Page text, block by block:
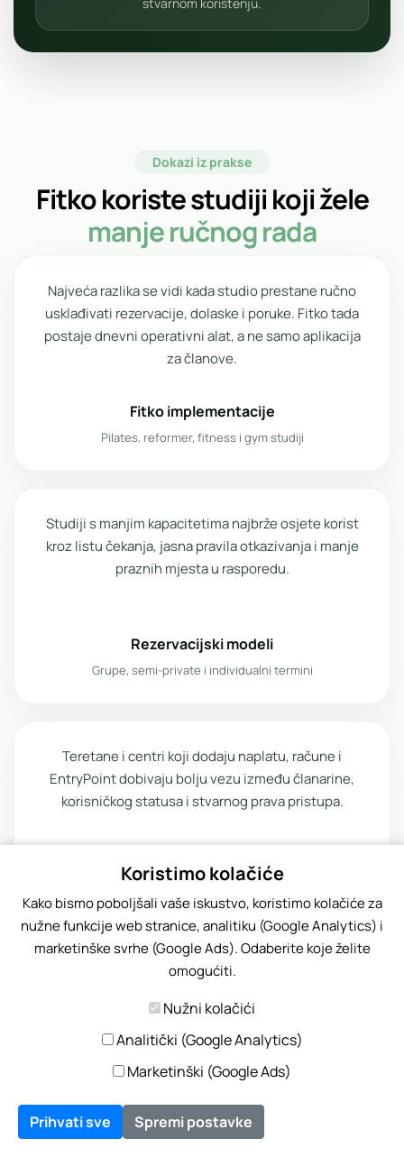
Dokazi iz prakse
Fitko koriste studiji koji žele
manje ručnog rada
Najveća razlika se vidi kada studio prestane ručno
usklađivati rezervacije, dolaske i poruke. Fitko tada
postaje dnevni operativni alat, a ne samo aplikacija
za članove.
Fitko implementacije
Pilates, reformer, fitness i gym studiji
Studiji s manjim kapacitetima najbrže osjete korist
kroz listu čekanja, jasna pravila otkazivanja i manje
praznih mjesta u rasporedu.
Rezervacijski modeli
Grupe, semi-private i individualni termini
Teretane i centri koji dodaju naplatu, račune i
EntryPoint dobivaju bolju vezu između članarine,
korisničkog statusa i stvarnog prava pristupa.
Operativni moduli
Naplata, fiskalizacija i kontrola pristupa
Povezane stranice
Ako vam je relevantna ova
tema,pogledajte i ove Fitko
stranice
Koristimo kolačiće
Kako bismo poboljšali vaše iskustvo, koristimo kolačiće za
nužne funkcije web stranice, analitiku (Google Analytics) i
marketinške svrhe (Google Ads). Odaberite koje želite
omogućiti.
Nužni kolačići
Analitički (Google Analytics)
Marketinški (Google Ads)
Prihvati sve Spremi postavke